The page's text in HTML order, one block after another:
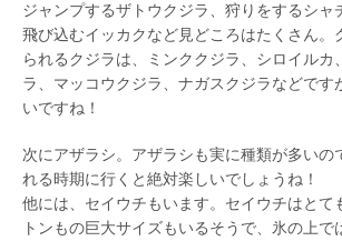
ジャンプするザトウクジラ、狩りをするシャ
飛び込むイッカクなど見どころはたくさん。
られるクジラは、ミンククジラ、シロイルカ
ラ、マッコウクジラ、ナガスクジラなどです
いですね！
次にアザラシ。アザラシも実に種類が多いの
れる時期に行くと絶対楽しいでしょうね！
他には、セイウチもいます。セイウチはとて
トンもの巨大サイズもいるそうで、氷の上で